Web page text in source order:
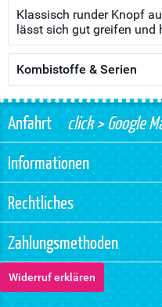
Klassisch runder Knopf
lässt sich gut greifen und
Kombistoffe & Serien
Anfahrtclick > Google
Informationen
Rechtliches
Zahlungsmethoden
Widerruf erklären